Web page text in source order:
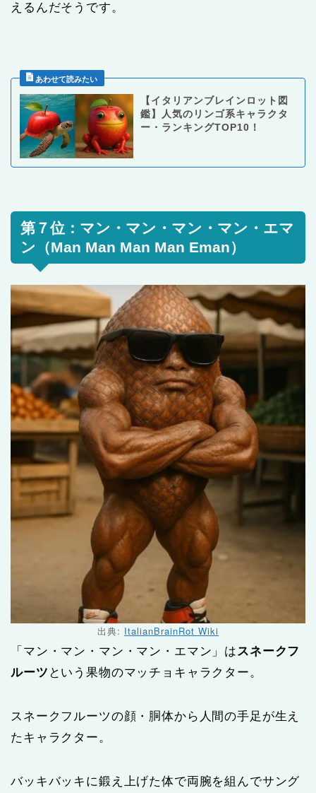
えるんだそうです。
【イタリアンブレインロット図
鑑】人気のリンゴ系キャラクタ
ー・ランキングTOP10！
第７位：マン・マン・マン・マン・エマ
ン（Man Man Man Man Eman）
出典: ItalianBrainRot Wiki
「マン・マン・マン・マン・エマン」はスネークフ
ルーツ という果物のマッチョキャラクター。
スネークフルーツの顔・胴体から人間の手足が生え
たキャラクター。
バッキバッキに鍛え上げた体で両腕を組んでサング